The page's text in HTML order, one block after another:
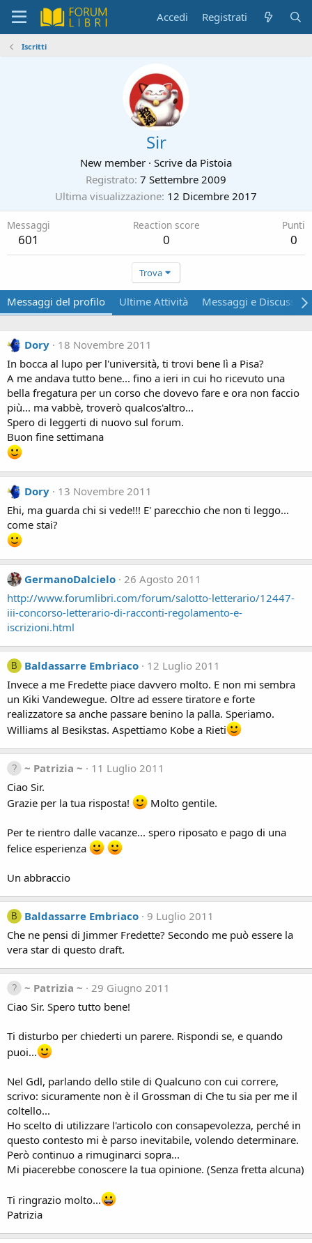
Accedi Registrati
Iscritti
Sir
New member · Scrive da Pistoia
Registrato 7 Settembre 2009
Ultima visualizzazione 12 Dicembre 2017
Messaggi
601
Reaction score
0
Punti
0
Trova
Messaggi del profilo Ultime Attività Messaggi e
Dory
18 Novembre 2011
In bocca al lupo per l'università, ti trovi bene lì a Pisa?
A me andava tutto bene... fino a ieri in cui ho ricevuto una
bella fregatura per un corso che dovevo fare e ora non faccio
più... ma vabbè, troverò qualcos'altro...
Spero di leggerti di nuovo sul forum.
Buon fine settimana
Dory
13 Novembre 2011
Ehi, ma guarda chi si vede!!! E' parecchio che non ti leggo...
come stai?
GermanoDalcielo 26 Agosto 2011
http://www.forumlibri.com/forum/salotto-letterario/12447-
iii-concorso-letterario-di-racconti-regolamento-e-
iscrizioni.html
B Baldassarre Embriaco
12 Luglio 2011
Invece a me Fredette piace davvero molto. E non mi sembra
un Kiki Vandewegue. Oltre ad essere tiratore e forte
realizzatore sa anche passare benino la palla. Speriamo.
Williams al Besikstas. Aspettiamo Kobe a Rieti
~ Patrizia ~
11 Luglio 2011
Ciao Sir.
Grazie per la tua risposta!
Molto gentile.
Per te rientro dalle vacanze... spero riposato e pago di una
felice esperienza
Un abbraccio
B Baldassarre Embriaco
9 Luglio 2011
Che ne pensi di Jimmer Fredette? Secondo me può essere la
vera star di questo draft.
~ Patrizia ~
29 Giugno 2011
Ciao Sir. Spero tutto bene!
Ti disturbo per chiederti un parere. Rispondi se, e quando
puoi...
Nel Gdl, parlando dello stile di Qualcuno con cui correre,
scrivo: sicuramente non è il Grossman di Che tu sia per me il
coltello...
Ho scelto di utilizzare l'articolo con consapevolezza, perché in
questo contesto mi è parso inevitabile, volendo determinare.
Però continuo a rimuginarci sopra...
Mi piacerebbe conoscere la tua opinione. (Senza fretta alcuna)
Ti ringrazio molto...
Patrizia